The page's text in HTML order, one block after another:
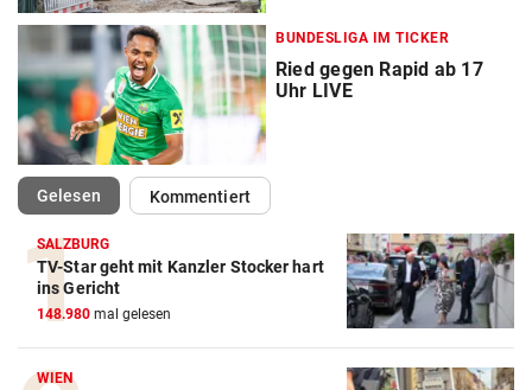
BUNDESLIGA IM TICKER
Ried gegen Rapid ab 17
Uhr LIVE
Gelesen(ausgewählt)Kommentiert
SALZBURG
TV-Star geht mit Kanzler Stocker hart
ins Gericht
148.980 mal gelesen
WIEN